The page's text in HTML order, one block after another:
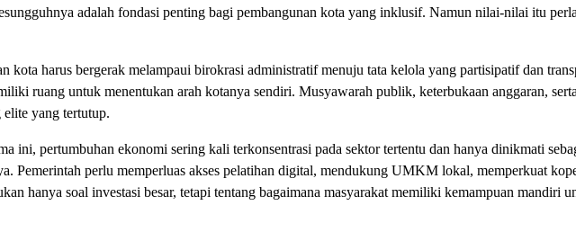
adalah fondasi penting bagi pembangunan kota yang inklusif. Namun nilai-nilai itu
kota harus bergerak melampaui birokrasi administratif menuju tata kelola yang partisipatif dan
ruang untuk menentukan arah kotanya sendiri. Musyawarah publik, keterbukaan anggaran,
yang tertutup.
ini, pertumbuhan ekonomi sering kali terkonsentrasi pada sektor tertentu dan hanya dinikmati
Pemerintah perlu memperluas akses pelatihan digital, mendukung UMKM lokal, memperkuat
hanya soal investasi besar, tetapi tentang bagaimana masyarakat memiliki kemampuan mandiri